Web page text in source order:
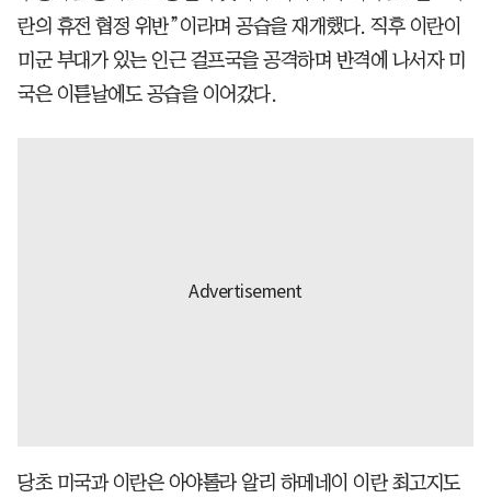
란의 휴전 협정 위반”이라며 공습을 재개했다. 직후 이란이
미군 부대가 있는 인근 걸프국을 공격하며 반격에 나서자 미
국은 이튿날에도 공습을 이어갔다.
당초 미국과 이란은 아야톨라 알리 하메네이 이란 최고지도